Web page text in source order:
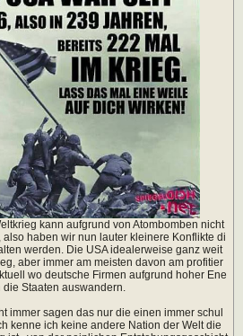
kann aufgrund von Atombomben nicht
also haben wir nun lauter kleinere Konflikte di
werden. Die USA idealerweise ganz weit
aber immer am meisten davon am profitier
wo deutsche Firmen aufgrund hoher Ene
Staaten auswandern.
immer sagen das nur die einen immer schul
kenne ich keine andere Nation der Welt die